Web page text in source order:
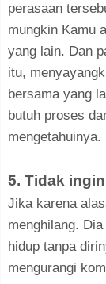
perasaan
mungkin Kamu
yang lain. Dan
itu,
bersama yang
butuh proses
mengetahuinya.
5. Tidak
Jika karena
menghilang.
hidup tanpa
mengurangi